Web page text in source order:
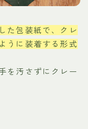
た包装紙で、クレ
うに装着する形式
を汚さずにクレー